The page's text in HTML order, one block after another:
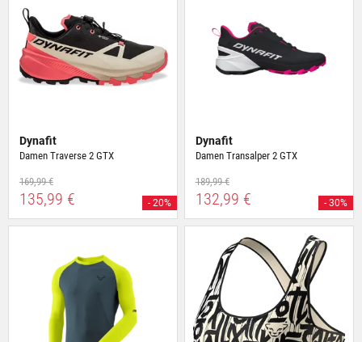
Dynafit
Damen Traverse 2 GTX
169,99 €
135,99 € - 20%
Dynafit
Damen Transalper 2 GTX
189,99 €
132,99 € - 30%